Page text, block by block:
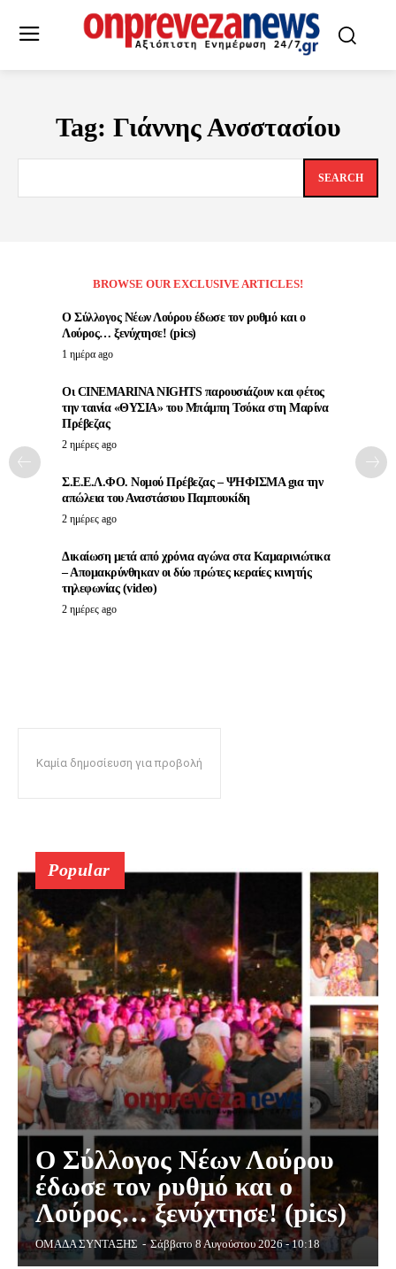
Tag: Γιάννης Ανσστασίου
SEARCH
BROWSE OUR EXCLUSIVE ARTICLES!
Ο Σύλλογος Νέων Λούρου έδωσε τον ρυθμό και ο
Λούρος… ξενύχτησε! (pics)
1 ημέρα ago
Οι CINEMARINA NIGHTS παρουσιάζουν και φέτος
την ταινία «ΘΥΣΙΑ» του Μπάμπη Τσόκα στη Μαρίνα
Πρέβεζας
2 ημέρες ago
Σ.Ε.Ε.Λ.ΦΟ. Νομού Πρέβεζας – ΨΗΦΙΣΜΑ gια την
απώλεια του Αναστάσιου Παμπουκίδη
2 ημέρες ago
Δικαίωση μετά από χρόνια αγώνα στα Καμαρινιώτικα
– Απομακρύνθηκαν οι δύο πρώτες κεραίες κινητής
τηλεφωνίας (video)
2 ημέρες ago
Καμία δημοσίευση για προβολή
Popular
Ο Σύλλογος Νέων Λούρου
έδωσε τον ρυθμό και ο
Λούρος… ξενύχτησε! (pics)
ΟΜΑΔΑ ΣΥΝΤΑΞΗΣ - Σάββατο 8 Αυγούστου 2026 - 10:18